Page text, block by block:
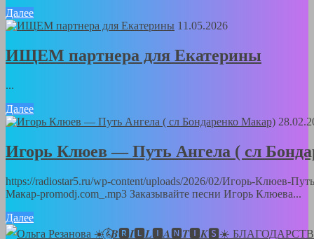
Далее
11.05.2026
ИЩЕМ партнера для Екатерины
...
Далее
Игорь Клюев — Путь Ангела ( сл
https://radiostar5.ru/wp-content/uploads/2026/02/Игорь-Клюев-
Макар-promodj.com_.mp3 Заказывайте песни Игорь Клюева...
Далее